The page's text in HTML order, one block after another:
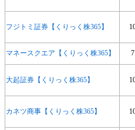
フジトミ証券【くりっく株365】
マネースクエア【くりっく株365】 7
大起証券【くりっく株365】
カネツ商事【くりっく株365】